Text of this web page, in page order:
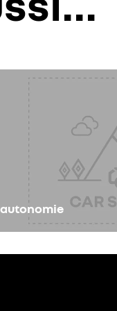
autonomie